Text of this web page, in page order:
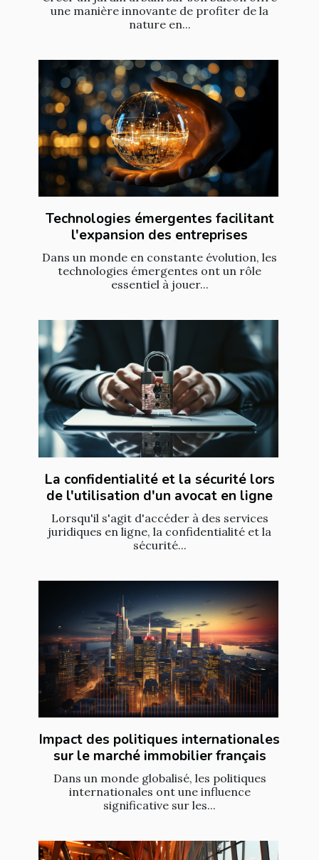
une manière innovante de profiter de la
nature en...
Technologies émergentes facilitant
l'expansion des entreprises
Dans un monde en constante évolution, les
technologies émergentes ont un rôle
essentiel à jouer...
La confidentialité et la sécurité lors
de l'utilisation d'un avocat en ligne
Lorsqu'il s'agit d'accéder à des services
juridiques en ligne, la confidentialité et la
sécurité...
Impact des politiques internationales
sur le marché immobilier français
Dans un monde globalisé, les politiques
internationales ont une influence
significative sur les...